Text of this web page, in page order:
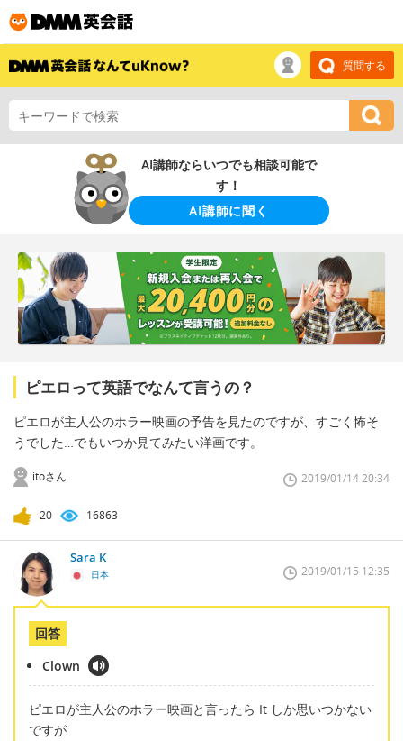
質問する
AI講師ならいつでも相談可能で
す！
AI講師に聞く
ピエロって英語でなんて言うの？
ピエロが主人公のホラー映画の予告を見たのですが、すごく怖そ
うでした…でもいつか見てみたい洋画です。
itoさん 2019/01/14 20:34
20 16863
Sara K
日本 2019/01/15 12:35
回答
Clown
ピエロが主人公のホラー映画と言ったら It しか思いつかない
ですが